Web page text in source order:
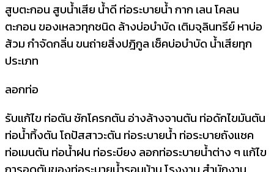
สูบตะกอน สูบน้ำเสีย น้ำดี ท่อระบายน้ำ กาก เลน โคลน
ตะกอน ของเหลวทุกชนิด ล้างบ่อบำบัด เติมจุลินทรีย์ หาบ่อ
ส้วม กำจัดกลิ่น ขนถ่ายสิ่งปฎิกูล เช็คบ่อบำบัด น้ำเสียทุก
ประเภท
ลอกท่อ
รับแก้ไข ท่อตัน ชักโครกตัน อ่างล้างจานตัน ท่อดักไขมันตัน
ท่อน้ำทิ้งตัน โถปัสสาวะตัน ท่อระบายน้ำ ท่อระบายถังแซค
ท่อเมนตัน ท่อน้ำฝน ท่อระบียง ลอกท่อระบายน้ำต่าง ๆ แก้ไข